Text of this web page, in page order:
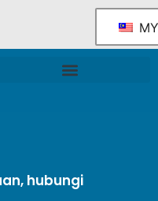
MY
hubungi